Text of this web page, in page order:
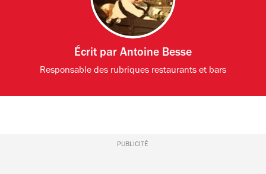
Écrit par Antoine Besse
Responsable des rubriques restaurants et bars
PUBLICITÉ